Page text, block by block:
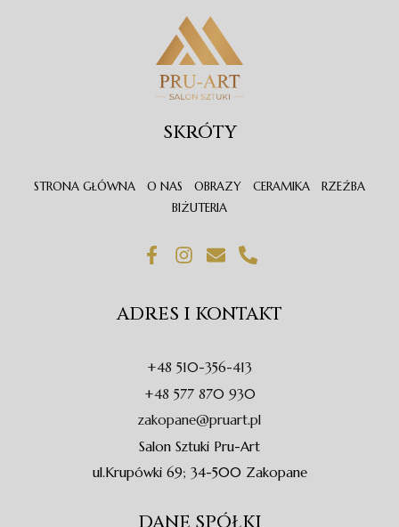
SKRÓTY
STRONA GŁÓWNA O NAS OBRAZY CERAMIKA
RZEŹBA
BIŻUTERIA
F
a
e
b
o
k
-
f
I
n
t
a
r
a
m
E
n
e
l
p
e
P
h
n
e
a
l
t
ADRES I KONTAKT
+48 510-356-413
+48 577 870 930
zakopane@pruart.pl
Salon Sztuki Pru-Art
ul.Krupówki 69; 34-500 Zakopane
DANE SPÓŁKI